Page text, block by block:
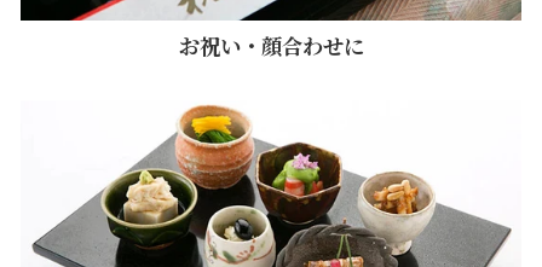
お祝い・顔合わせに